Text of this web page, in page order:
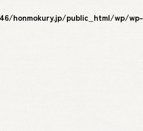
honmokury.jp/public_html/wp/wp-